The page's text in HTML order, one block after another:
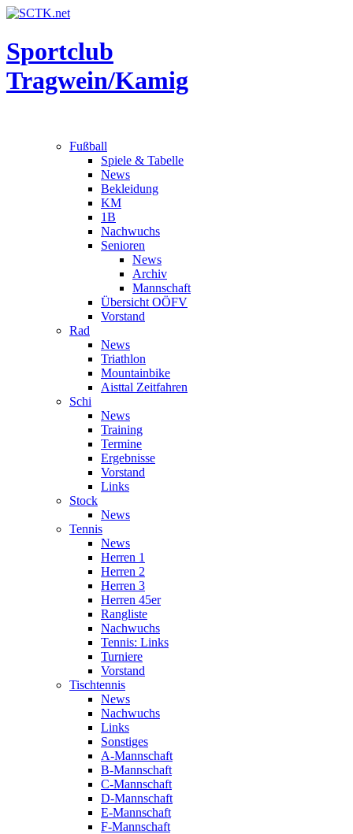
Sportclub
Tragwein/Kamig
Fußball
Spiele & Tabelle
News
Bekleidung
KM
1B
Nachwuchs
Senioren
News
Archiv
Mannschaft
Übersicht OÖFV
Vorstand
Rad
News
Triathlon
Mountainbike
Aisttal Zeitfahren
Schi
News
Training
Termine
Ergebnisse
Vorstand
Links
Stock
News
Tennis
News
Herren 1
Herren 2
Herren 3
Herren 45er
Rangliste
Nachwuchs
Tennis: Links
Turniere
Vorstand
Tischtennis
News
Nachwuchs
Links
Sonstiges
A-Mannschaft
B-Mannschaft
C-Mannschaft
D-Mannschaft
E-Mannschaft
F-Mannschaft